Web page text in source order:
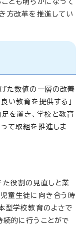
方改革を推進してい
た数値の一層の改善
い教育を提供する」
を置き、学校と教育
て取組を推進しま
役割の見直しと業
童生徒に向き合う時
型学校教育のよさで
的に行うことがで